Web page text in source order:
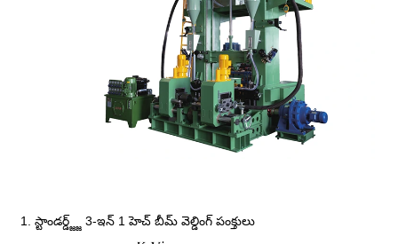
1. స్టాండర్డ్జ్జ్ 3-ఇన్ 1 హెచ్ బీమ్ వెల్డింగ్ పంక్తులు